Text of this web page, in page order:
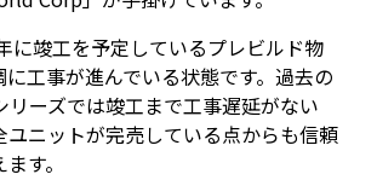
に竣工を予定しているプレビルド物
工事が進んでいる状態です。過去の
ーズでは竣工まで工事遅延がない
ユニットが完売している点からも信頼
す。